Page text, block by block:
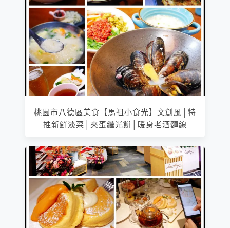
桃園市八德區美食【馬祖小食光】文創風│特
推新鮮淡菜│夾蛋繼光餅│暖身老酒麵線